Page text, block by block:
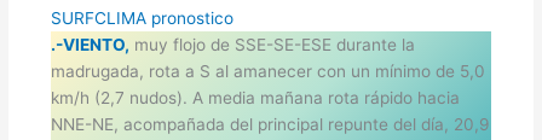
SURFCLIMA pronostico
.-VIENTO, muy flojo de SSE-SE-ESE durante la
madrugada, rota a S al amanecer con un mínimo de 5,0
km/h (2,7 nudos). A media mañana rota rápido hacia
NNE-NE, acompañada del principal repunte del día, 20,9